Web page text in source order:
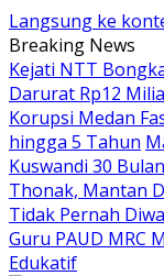
Langsung ke
Breaking News
Kejati NTT
Darurat Rp12
Korupsi Medan
hingga 5 Tahun
Kuswandi 30
Thonak, Mantan
Tidak Pernah
Guru PAUD MRC
Edukatif